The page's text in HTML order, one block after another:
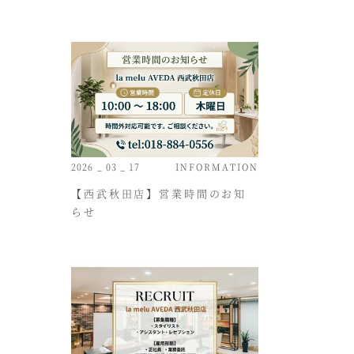
2026 _ 03 _ 17 INFORMATION
【西武秋田店】営業時間のお知
らせ